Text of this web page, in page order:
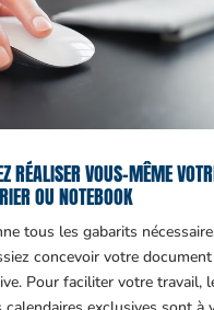
RÉALISER VOUS-MÊME
OU NOTEBOOK
tous les gabarits
concevoir votre document
Pour faciliter votre travail,